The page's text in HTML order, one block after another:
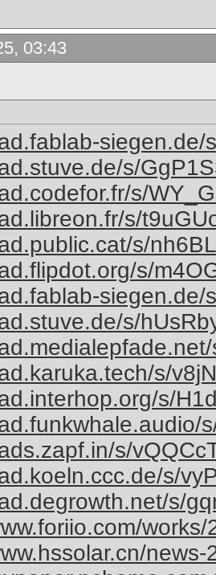
03:43
siegen.de/
s/
s/
s/
s/
s/
siegen.de/
s/
s/
s/
s/
s/
s/
works/
news-